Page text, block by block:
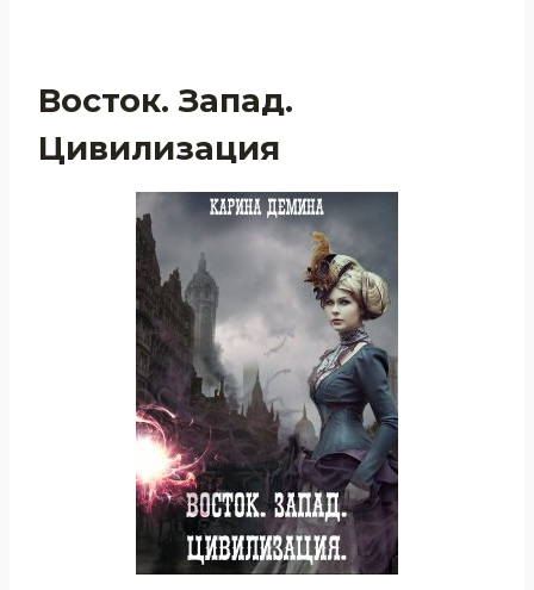
Восток. Запад.
Цивилизация